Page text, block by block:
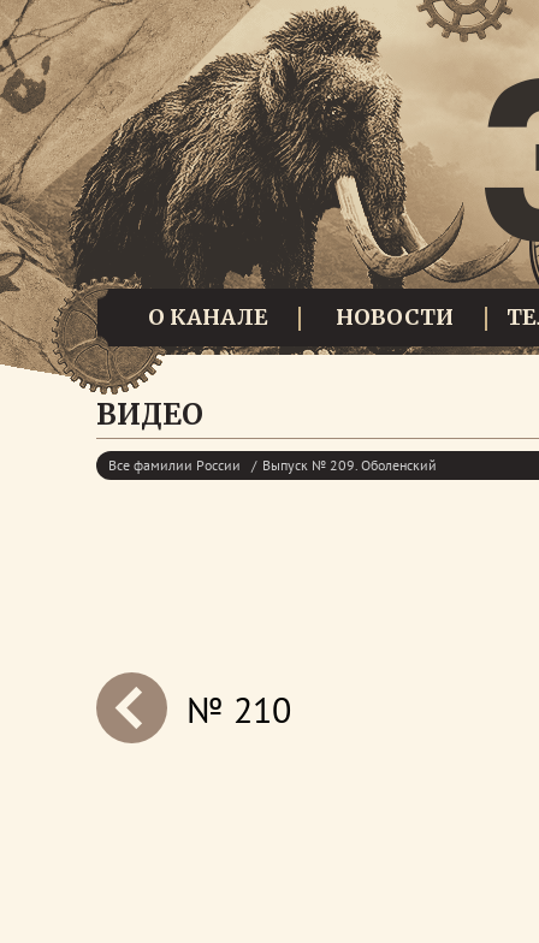
О КАНАЛЕ НОВОСТИ
ВИДЕО
Все фамилии России Выпуск № 209. Оболенский
next№ 210